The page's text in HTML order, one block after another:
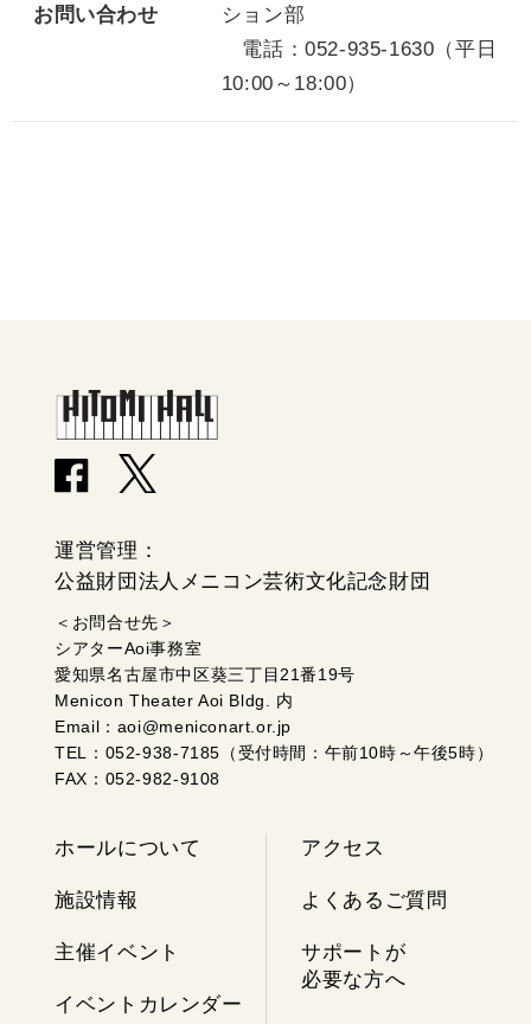
お問い合わせ
ション部
電話：052-935-1630（平日
10:00～18:00）
運営管理：
公益財団法人メニコン芸術文化記念財団
＜お問合せ先＞
シアターAoi事務室
愛知県名古屋市中区葵三丁目21番19号
Menicon Theater Aoi Bldg. 内
Email：aoi@meniconart.or.jp
TEL：052-938-7185（受付時間：午前10時～午後5時）
FAX：052-982-9108
ホールについて
施設情報
主催イベント
イベントカレンダー
アクセス
よくあるご質問
サポートが
必要な方へ